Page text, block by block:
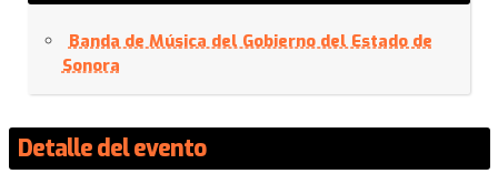
Banda de Música del Gobierno del Estado de
Sonora
Detalle del evento